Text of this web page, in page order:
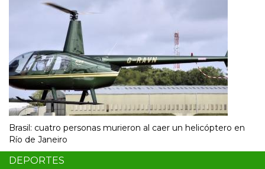
Brasil: cuatro personas murieron al caer un helicóptero en
Río de Janeiro
DEPORTES